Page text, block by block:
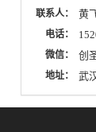
联系人： 黄
电话：
微信： 创
地址： 武